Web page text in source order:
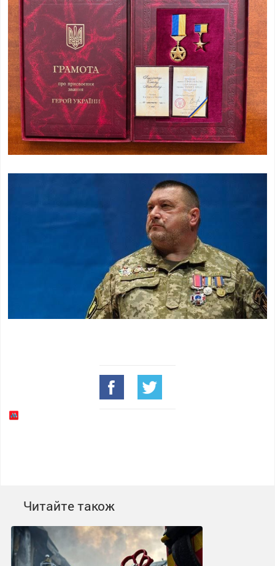
Читайте також